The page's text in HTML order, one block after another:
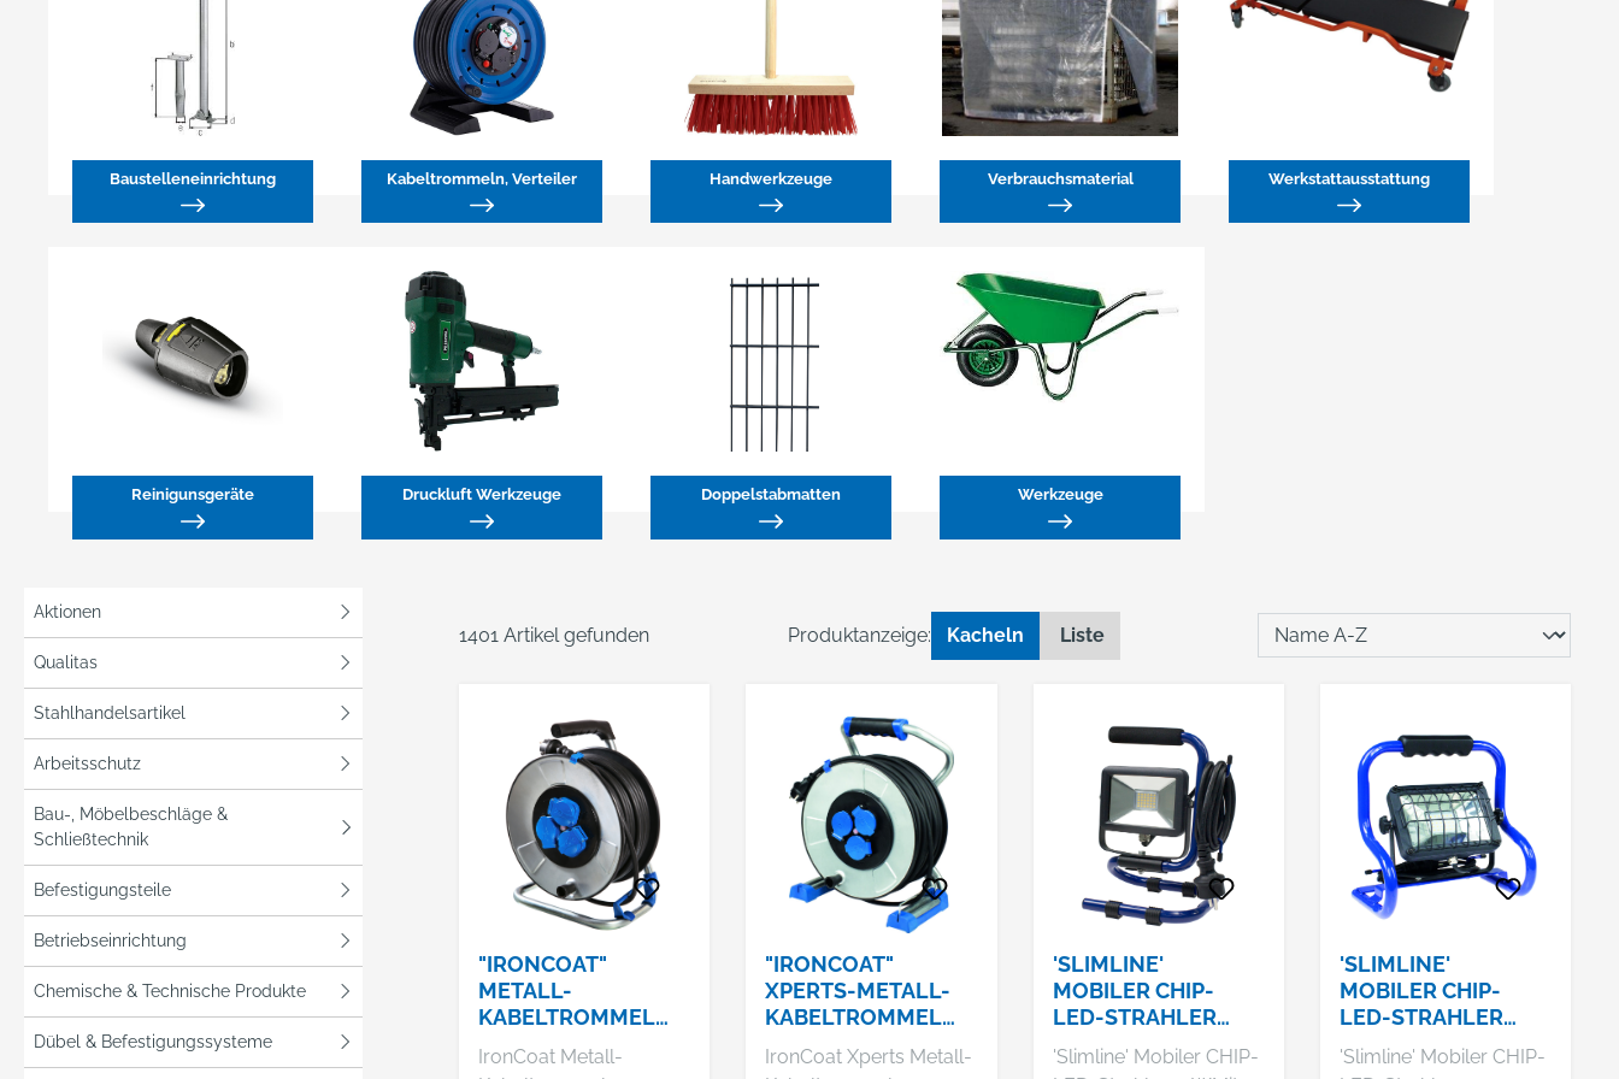
Baustelleneinrichtung Kabeltrommeln, Verteiler Handwerkzeuge Verbrauchsmaterial Werkstattausstattung
Reinigunsgeräte Druckluft Werkzeuge Doppelstabmatten Werkzeuge
Aktionen
Qualitas
Stahlhandelsartikel
Arbeitsschutz
Bau-, Möbelbeschläge &
Schließtechnik
Befestigungsteile
Betriebseinrichtung
Chemische & Technische Produkte
Dübel & Befestigungssysteme
1401 Artikel gefunden Produktanzeige: Kacheln Liste
"IRONCOAT"
METALL-
KABELTROMMEL
285MMØ
IronCoat Metall-
"IRONCOAT"
XPERTS-METALL-
KABELTROMMEL
285MMØ
IronCoat Xperts Metall-
'SLIMLINE'
MOBILER CHIP-
LED-STRAHLER
10W
'Slimline' Mobiler CHIP-
'SLIMLINE'
MOBILER CHIP-
LED-STRAHLER
20W
'Slimline' Mobiler CHIP-